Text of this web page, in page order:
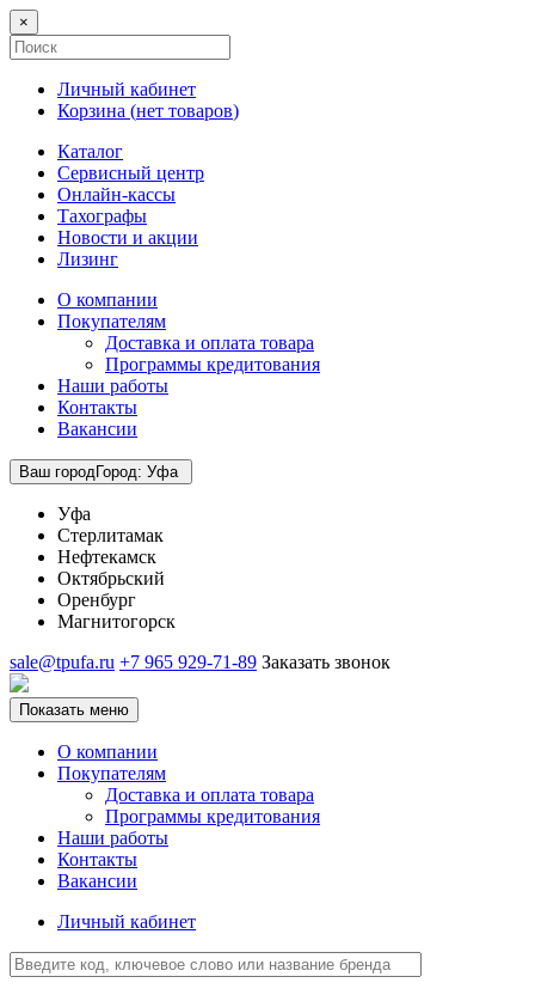
×
Личный кабинет
Корзина (нет товаров)
Каталог
Сервисный центр
Онлайн-кассы
Тахографы
Новости и акции
Лизинг
О компании
Покупателям
Доставка и оплата товара
Программы кредитования
Наши работы
Контакты
Вакансии
Ваш городГород: Уфа
Уфа
Стерлитамак
Нефтекамск
Октябрьский
Оренбург
Магнитогорск
sale@tpufa.ru +7 965 929-71-89 Заказать звонок
Показать меню
О компании
Покупателям
Доставка и оплата товара
Программы кредитования
Наши работы
Контакты
Вакансии
Личный кабинет